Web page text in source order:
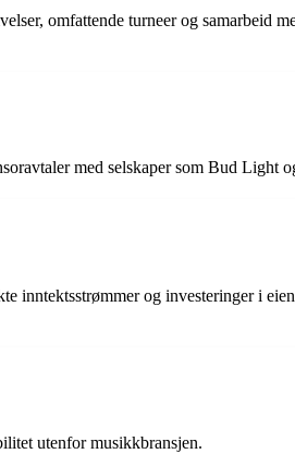
omfattende turneer og samarbeid
med selskaper som Bud Light
inntektsstrømmer og investeringer i
utenfor musikkbransjen.